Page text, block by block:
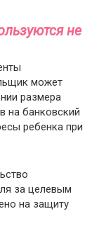
не
может
размера
на банковский
ребенка при
за целевым
на защиту